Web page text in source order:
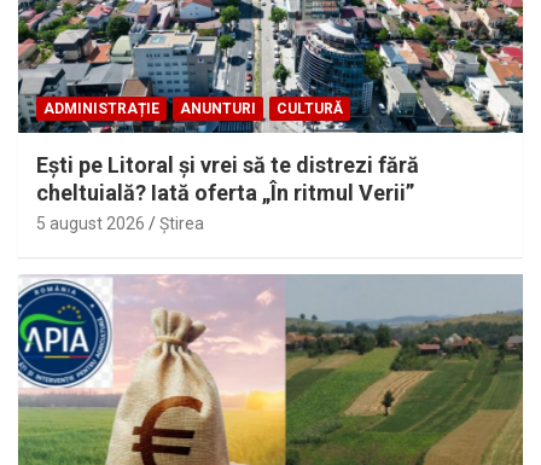
ADMINISTRAȚIE ANUNTURI CULTURĂ
Eşti pe Litoral şi vrei să te distrezi fără
cheltuială? Iată oferta „În ritmul Verii”
5 august 2026 Ştirea